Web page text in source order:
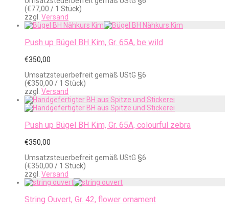
(€77,00 / 1 Stück)
zzgl. Versand
Push up Bügel BH Kim, Gr. 65A, be wild
€350,00
Umsatzsteuerbefreit gemäß UStG §6
(€350,00 / 1 Stück)
zzgl. Versand
Push up Bügel BH Kim, Gr. 65A, colourful zebra
€350,00
Umsatzsteuerbefreit gemäß UStG §6
(€350,00 / 1 Stück)
zzgl. Versand
String Ouvert, Gr. 42, flower ornament